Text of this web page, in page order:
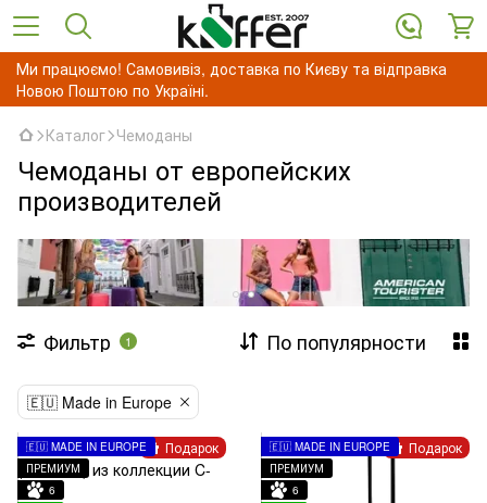
Ми працюємо! Самовивіз, доставка по Києву та відправка
Новою Поштою по Україні.
Каталог Чемоданы
Чемоданы от европейских
производителей
Фильтр 1 По популярности
🇪🇺 Made in Europe
Подарок
🇪🇺 MADE IN EUROPE
ПРЕМИУМ
6
Подарок
🇪🇺 MADE IN EUROPE
ПРЕМИУМ
6